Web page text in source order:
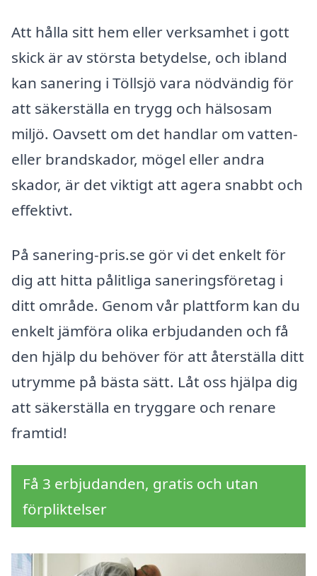
Att hålla sitt hem eller verksamhet i gott
skick är av största betydelse, och ibland
kan sanering i Töllsjö vara nödvändig för
att säkerställa en trygg och hälsosam
miljö. Oavsett om det handlar om vatten-
eller brandskador, mögel eller andra
skador, är det viktigt att agera snabbt och
effektivt.
På sanering-pris.se gör vi det enkelt för
dig att hitta pålitliga saneringsföretag i
ditt område. Genom vår plattform kan du
enkelt jämföra olika erbjudanden och få
den hjälp du behöver för att återställa ditt
utrymme på bästa sätt. Låt oss hjälpa dig
att säkerställa en tryggare och renare
framtid!
Få 3 erbjudanden, gratis och utan
förpliktelser